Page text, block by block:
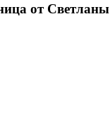
от Светланы